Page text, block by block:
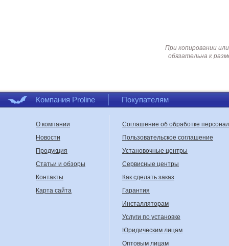
При копировании
обязательна к
Компания Proline Покупателям
О компании
Новости
Продукция
Статьи и обзоры
Контакты
Карта сайта
Соглашение об обработке
Пользовательское соглашение
Установочные центры
Сервисные центры
Как сделать заказ
Гарантия
Инсталляторам
Услуги по установке
Юридическим лицам
Оптовым лицам